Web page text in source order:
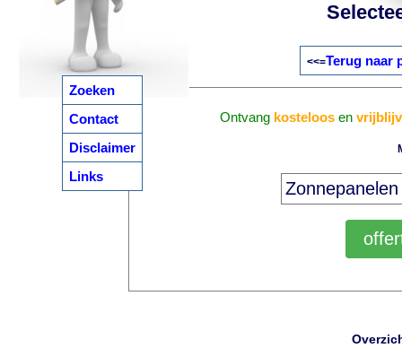
Zoeken
Contact
Disclaimer
Links
<<=Terug naar
Ontvang kosteloos en